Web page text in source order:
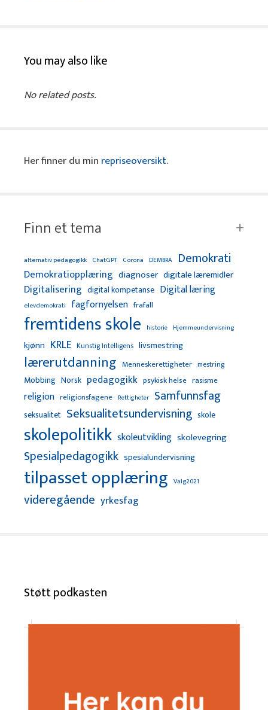
You may also like
No related posts.
Her finner du min repriseoversikt.
Finn et tema
alternativ pedagogikk ChatGPT Corona DEMBRA Demokrati
Demokratiopplæring diagnoser digitale læremidler
Digitalisering digital kompetanse Digital læring
elevdemokrati fagfornyelsen frafall
fremtidens skole historie Hjemmeundervisning
kjønn KRLE Kunstig Intelligens livsmestring
lærerutdanning Menneskerettigheter mestring
Mobbing Norsk pedagogikk psykisk helse rasisme
religion religionsfagene Rettigheter Samfunnsfag
seksualitet Seksualitetsundervisning skole
skolepolitikk skoleutvikling skolevegring
Spesialpedagogikk spesialundervisning
tilpasset opplæring Valg2021
videregående yrkesfag
Støtt podkasten